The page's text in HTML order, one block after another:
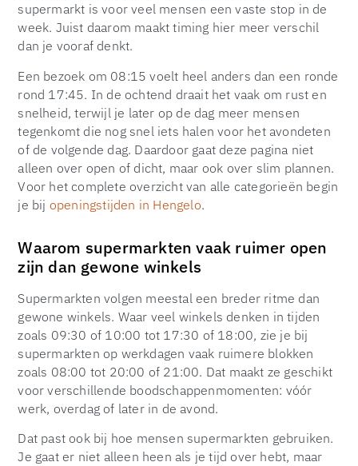
supermarkt is voor veel mensen een vaste stop in de
week. Juist daarom maakt timing hier meer verschil
dan je vooraf denkt.
Een bezoek om 08:15 voelt heel anders dan een ronde
rond 17:45. In de ochtend draait het vaak om rust en
snelheid, terwijl je later op de dag meer mensen
tegenkomt die nog snel iets halen voor het avondeten
of de volgende dag. Daardoor gaat deze pagina niet
alleen over open of dicht, maar ook over slim plannen.
Voor het complete overzicht van alle categorieën begin
je bij openingstijden in Hengelo.
Waarom supermarkten vaak ruimer open
zijn dan gewone winkels
Supermarkten volgen meestal een breder ritme dan
gewone winkels. Waar veel winkels denken in tijden
zoals 09:30 of 10:00 tot 17:30 of 18:00, zie je bij
supermarkten op werkdagen vaak ruimere blokken
zoals 08:00 tot 20:00 of 21:00. Dat maakt ze geschikt
voor verschillende boodschappenmomenten: vóór
werk, overdag of later in de avond.
Dat past ook bij hoe mensen supermarkten gebruiken.
Je gaat er niet alleen heen als je tijd over hebt, maar